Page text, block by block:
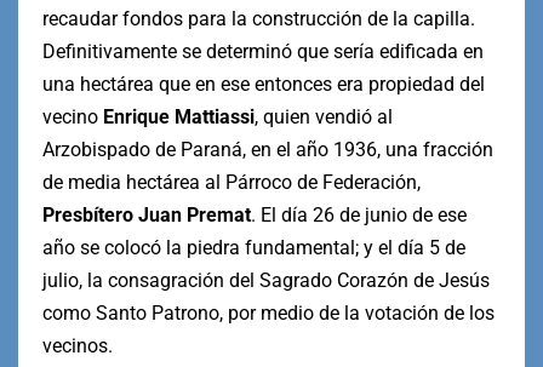
recaudar fondos para la construcción de la capilla.
Definitivamente se determinó que sería edificada en
una hectárea que en ese entonces era propiedad del
vecino Enrique Mattiassi, quien vendió al
Arzobispado de Paraná, en el año 1936, una fracción
de media hectárea al Párroco de Federación,
Presbítero Juan Premat. El día 26 de junio de ese
año se colocó la piedra fundamental; y el día 5 de
julio, la consagración del Sagrado Corazón de Jesús
como Santo Patrono, por medio de la votación de los
vecinos.